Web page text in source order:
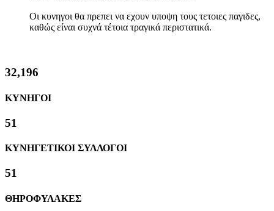
Οι κυνηγοι θα πρεπει να εχουν υποψη τους τετοιες παγιδες,
καθώς είναι συχνά τέτοια τραγικά περιστατικά.
34,751
ΚΥΝΗΓΟΙ
55
ΚΥΝΗΓΕΤΙΚΟΙ ΣΥΛΛΟΓΟΙ
55
ΘΗΡΟΦΥΛΑΚΕΣ